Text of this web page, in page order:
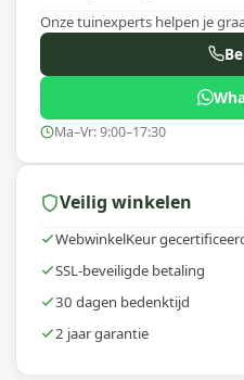
Onze tuinexperts helpen je
Ma–Vr: 9:00–17:30
Veilig winkelen
WebwinkelKeur
SSL-beveiligde betaling
30 dagen bedenktijd
2 jaar garantie